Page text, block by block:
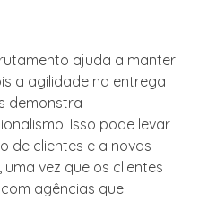
ajuda a manter
a agilidade na entrega
demonstra
Isso pode levar
de clientes e a novas
vez que os clientes
agências que